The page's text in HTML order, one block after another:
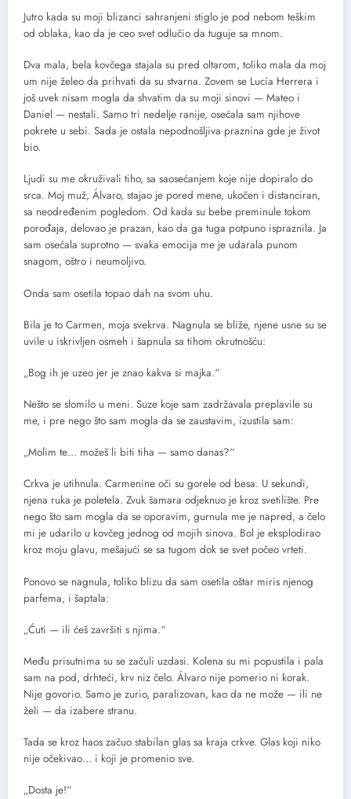
Jutro kada su moji blizanci sahranjeni stiglo je pod nebom teškim
od oblaka, kao da je ceo svet odlučio da tuguje sa mnom.
Dva mala, bela kovčega stajala su pred oltarom, toliko mala da moj
um nije želeo da prihvati da su stvarna. Zovem se Lucía Herrera i
još uvek nisam mogla da shvatim da su moji sinovi — Mateo i
Daniel — nestali. Samo tri nedelje ranije, osećala sam njihove
pokrete u sebi. Sada je ostala nepodnošljiva praznina gde je život
bio.
Ljudi su me okruživali tiho, sa saosećanjem koje nije dopiralo do
srca. Moj muž, Álvaro, stajao je pored mene, ukočen i distanciran,
sa neodređenim pogledom. Od kada su bebe preminule tokom
porođaja, delovao je prazan, kao da ga tuga potpuno ispraznila. Ja
sam osećala suprotno — svaka emocija me je udarala punom
snagom, oštro i neumoljivo.
Onda sam osetila topao dah na svom uhu.
Bila je to Carmen, moja svekrva. Nagnula se bliže, njene usne su se
uvile u iskrivljen osmeh i šapnula sa tihom okrutnošću:
„Bog ih je uzeo jer je znao kakva si majka.“
Nešto se slomilo u meni. Suze koje sam zadržavala preplavile su
me, i pre nego što sam mogla da se zaustavim, izustila sam:
„Molim te… možeš li biti tiha — samo danas?“
Crkva je utihnula. Carmenine oči su gorele od besa. U sekundi,
njena ruka je poletela. Zvuk šamara odjeknuo je kroz svetilište. Pre
nego što sam mogla da se oporavim, gurnula me je napred, a čelo
mi je udarilo u kovčeg jednog od mojih sinova. Bol je eksplodirao
kroz moju glavu, mešajući se sa tugom dok se svet počeo vrteti.
Ponovo se nagnula, toliko blizu da sam osetila oštar miris njenog
parfema, i šaptala:
„Ćuti — ili ćeš završiti s njima.“
Među prisutnima su se začuli uzdasi. Kolena su mi popustila i pala
sam na pod, drhteći, krv niz čelo. Álvaro nije pomerio ni korak.
Nije govorio. Samo je zurio, paralizovan, kao da ne može — ili ne
želi — da izabere stranu.
Tada se kroz haos začuo stabilan glas sa kraja crkve. Glas koji niko
nije očekivao… i koji je promenio sve.
„Dosta je!“